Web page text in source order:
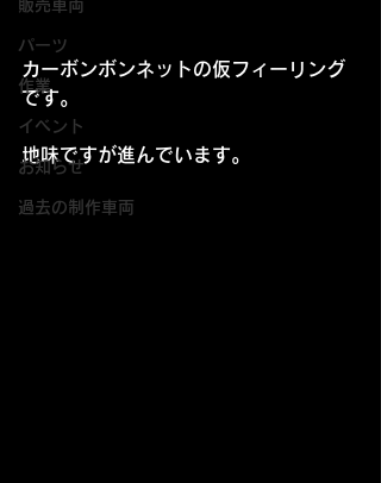
販売車両
パーツ
作業
イベント
お知らせ
過去の制作車両
カーボンボンネットの仮フィーリング
です。
地味ですが進んでいます。